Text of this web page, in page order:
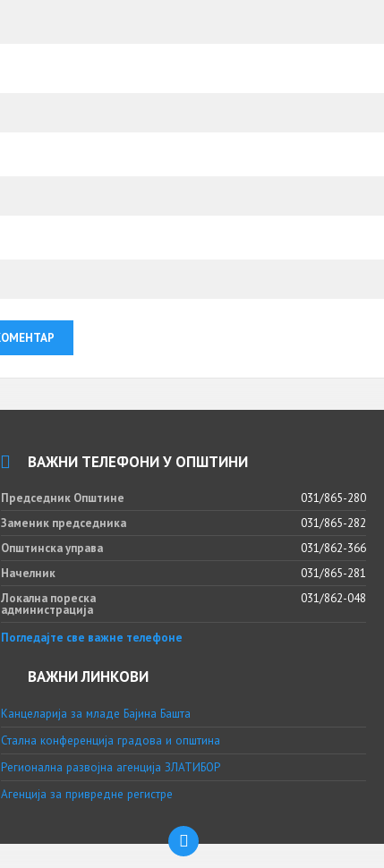
ВАЖНИ ТЕЛЕФОНИ У ОПШТИНИ
Председник Општине
031/865-280
Заменик председника
031/865-282
Општинска управа
031/862-366
Начелник
031/865-281
Локална пореска
администрација
031/862-048
Погледајте све важне телефоне
ВАЖНИ ЛИНКОВИ
Канцеларија за младе Бајина Башта
Стална конференција градова и општина
Регионална развојна агенција ЗЛАТИБОР
Агенција за привредне регистре